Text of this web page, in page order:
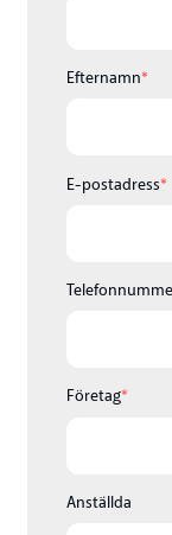
Efternamn*
E-postadress*
Företag*
Anställda